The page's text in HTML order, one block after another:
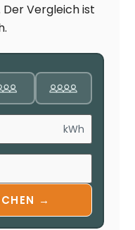
Vergleich ist
kWh
→